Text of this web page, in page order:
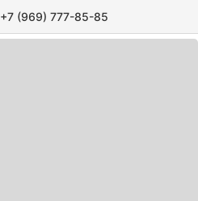
+7 (969) 777-85-85